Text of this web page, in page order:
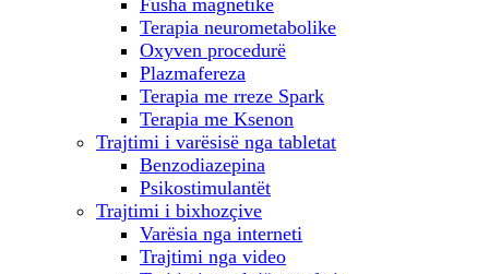
Fusha magnetike
Terapia neurometabolike
Oxyven procedurë
Plazmafereza
Terapia me rreze Spark
Terapia me Ksenon
Trajtimi i varësisë nga tabletat
Benzodiazepina
Psikostimulantët
Trajtimi i bixhozçive
Varësia nga interneti
Trajtimi nga video